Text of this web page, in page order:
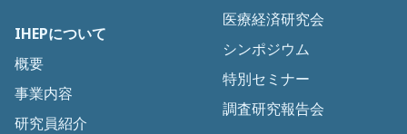
IHEPについて
概要
事業内容
研究員紹介
医療経済研究会
シンポジウム
特別セミナー
調査研究報告会